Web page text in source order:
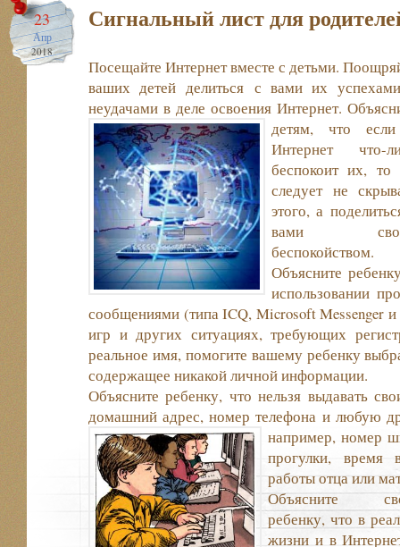
23
Апр
2018
Сигнальный лист для
Посещайте Интернет вместе с детьми.
ваших детей делиться с вами их
неудачами в деле освоения Интернет.
детям, что
Интернет что-
беспокоит их,
следует не
этого, а
вами
беспокойством.
Объясните
использовании
сообщениями (типа ICQ, Microsoft Messenger
игр и других ситуациях, требующих
реальное имя, помогите вашему ребенку
содержащее никакой личной информации.
Объясните ребенку, что нельзя выдавать
домашний адрес, номер телефона и любую
например, номер
прогулки, время
работы отца или
Объясните
ребенку, что в
жизни и в